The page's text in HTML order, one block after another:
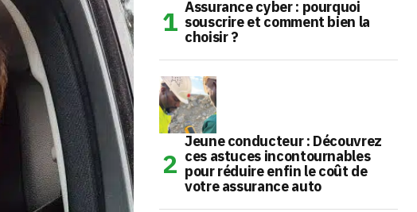
Assurance cyber : pourquoi
souscrire et comment bien la
choisir ?
Jeune conducteur : Découvrez
ces astuces incontournables
pour réduire enfin le coût de
votre assurance auto